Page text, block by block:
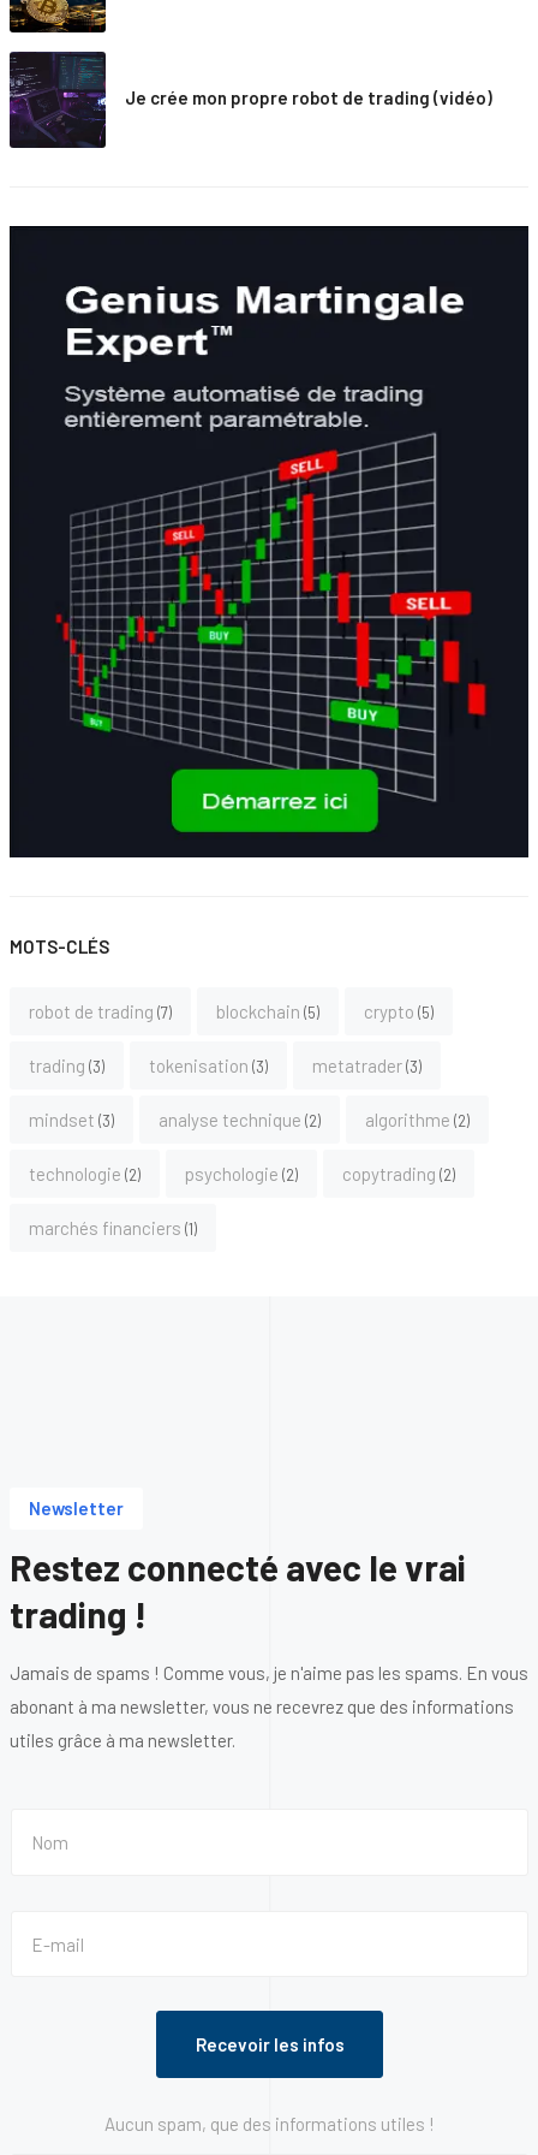
Je crée mon propre robot de trading (vidéo)
MOTS-CLÉS
robot de trading 7 blockchain 5 crypto 5
trading 3 tokenisation 3 metatrader 3
mindset 3 analyse technique 2 algorithme 2
technologie 2 psychologie 2 copytrading 2
marchés financiers 1
Newsletter
Restez connecté avec le vrai
trading !
Jamais de spams ! Comme vous, je n'aime pas les spams. En vous
abonant à ma newsletter, vous ne recevrez que des informations
utiles grâce à ma newsletter.
Aucun spam, que des informations utiles !